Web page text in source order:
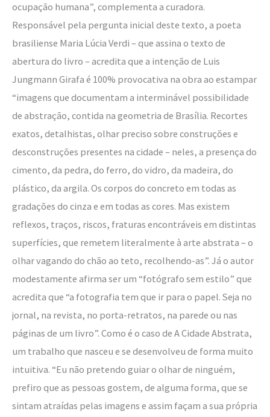
ocupação humana”, complementa a curadora.
Responsável pela pergunta inicial deste texto, a poeta
brasiliense Maria Lúcia Verdi – que assina o texto de
abertura do livro – acredita que a intenção de Luis
Jungmann Girafa é 100% provocativa na obra ao estampar
“imagens que documentam a interminável possibilidade
de abstração, contida na geometria de Brasília. Recortes
exatos, detalhistas, olhar preciso sobre construções e
desconstruções presentes na cidade – neles, a presença do
cimento, da pedra, do ferro, do vidro, da madeira, do
plástico, da argila. Os corpos do concreto em todas as
gradações do cinza e em todas as cores. Mas existem
reflexos, traços, riscos, fraturas encontráveis em distintas
superfícies, que remetem literalmente à arte abstrata – o
olhar vagando do chão ao teto, recolhendo-as”. Já o autor
modestamente afirma ser um “fotógrafo sem estilo” que
acredita que “a fotografia tem que ir para o papel. Seja no
jornal, na revista, no porta-retratos, na parede ou nas
páginas de um livro”. Como é o caso de A Cidade Abstrata,
um trabalho que nasceu e se desenvolveu de forma muito
intuitiva. “Eu não pretendo guiar o olhar de ninguém,
prefiro que as pessoas gostem, de alguma forma, que se
sintam atraídas pelas imagens e assim façam a sua própria